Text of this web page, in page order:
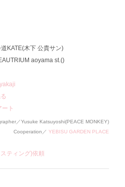
KATE(木下 公貴サン)
aoyama st.()
ト
／Yusuke Katsuyoshi(PEACE MONKEY)
Cooperation／ YEBISU GARDEN PLACE
ティング)依頼